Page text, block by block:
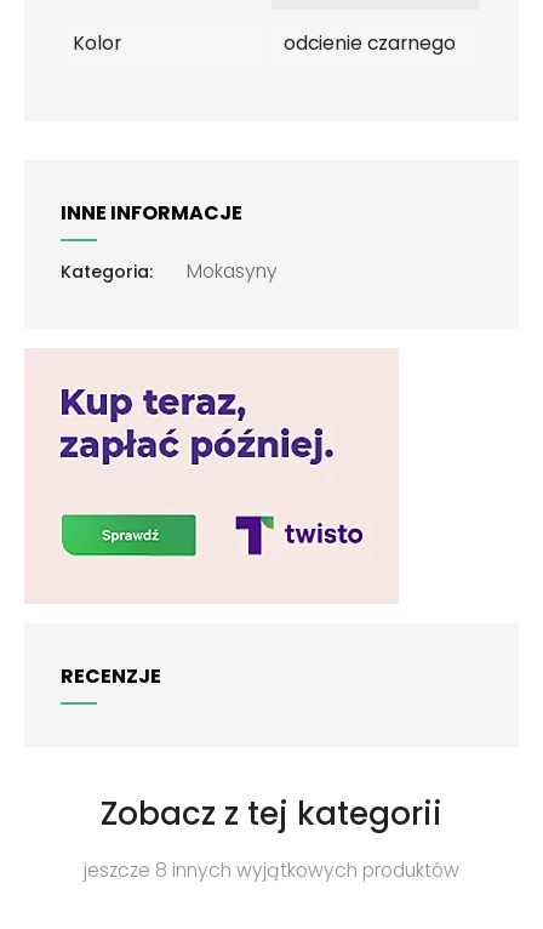
Kolor odcienie czarnego
INNE INFORMACJE
Kategoria: Mokasyny
RECENZJE
Zobacz z tej kategorii
jeszcze 8 innych wyjątkowych produktów